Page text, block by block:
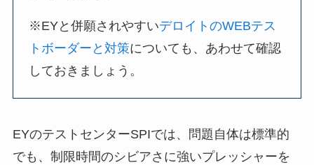
※EYと併願されやすいデロイトのWEBテス
トボーダーと対策についても、あわせて確認
しておきましょう。
EYのテストセンターSPIでは、問題自体は標準的
でも、制限時間のシビアさに強いプレッシャーを